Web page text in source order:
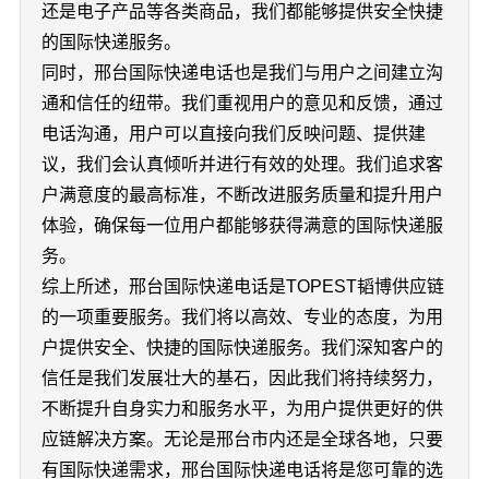
还是电子产品等各类商品，我们都能够提供安全快捷
的国际快递服务。
同时，邢台国际快递电话也是我们与用户之间建立沟
通和信任的纽带。我们重视用户的意见和反馈，通过
电话沟通，用户可以直接向我们反映问题、提供建
议，我们会认真倾听并进行有效的处理。我们追求客
户满意度的最高标准，不断改进服务质量和提升用户
体验，确保每一位用户都能够获得满意的国际快递服
务。
综上所述，邢台国际快递电话是TOPEST韬博供应链
的一项重要服务。我们将以高效、专业的态度，为用
户提供安全、快捷的国际快递服务。我们深知客户的
信任是我们发展壮大的基石，因此我们将持续努力，
不断提升自身实力和服务水平，为用户提供更好的供
应链解决方案。无论是邢台市内还是全球各地，只要
有国际快递需求，邢台国际快递电话将是您可靠的选